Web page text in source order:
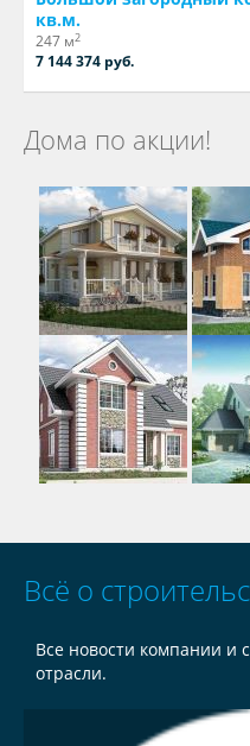
кв.м.
247 м2
7 144 374 руб.
Дома по акции!
Всё о
Все новости компании и
отрасли.